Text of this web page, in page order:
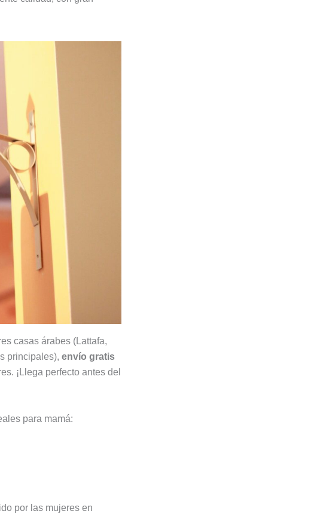
casas árabes (Lattafa,
principales), envío gratis
¡Llega perfecto antes del
para mamá:
por las mujeres en